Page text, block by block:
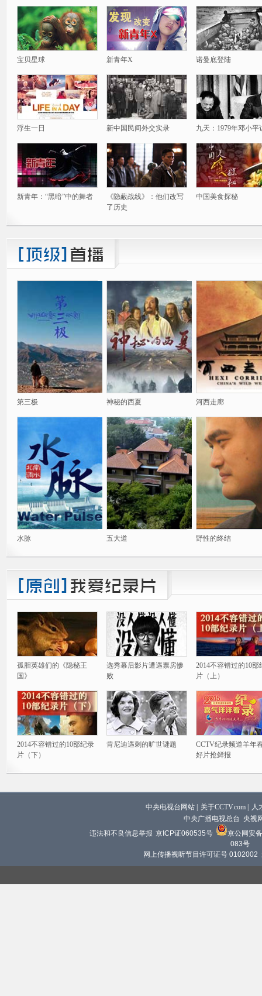
宝贝星球 新青年X 诺曼底登陆
浮生一日 新中国民间外交实录 九天：1979年邓小平
新青年：“黑暗”中的舞者
《隐蔽战线》：他们改写
了历史
中国美食探秘
第三极 神秘的西夏 河西走廊
水脉 五大道 野性的终结
孤胆英雄们的《隐秘王
国》
选秀幕后影片遭遇票房惨
败
2014不容错过的10部
片（上）
2014不容错过的10部纪录
片（下）
肯尼迪遇刺的旷世谜题
CCTV纪录频道羊年
好片抢鲜报
中央电视台网站 关于CCTV.com
人
中央广播电视总台 央视
违法和不良信息举报 京ICP证060535号
京公网安
083号
网上传播视听节目许可证号